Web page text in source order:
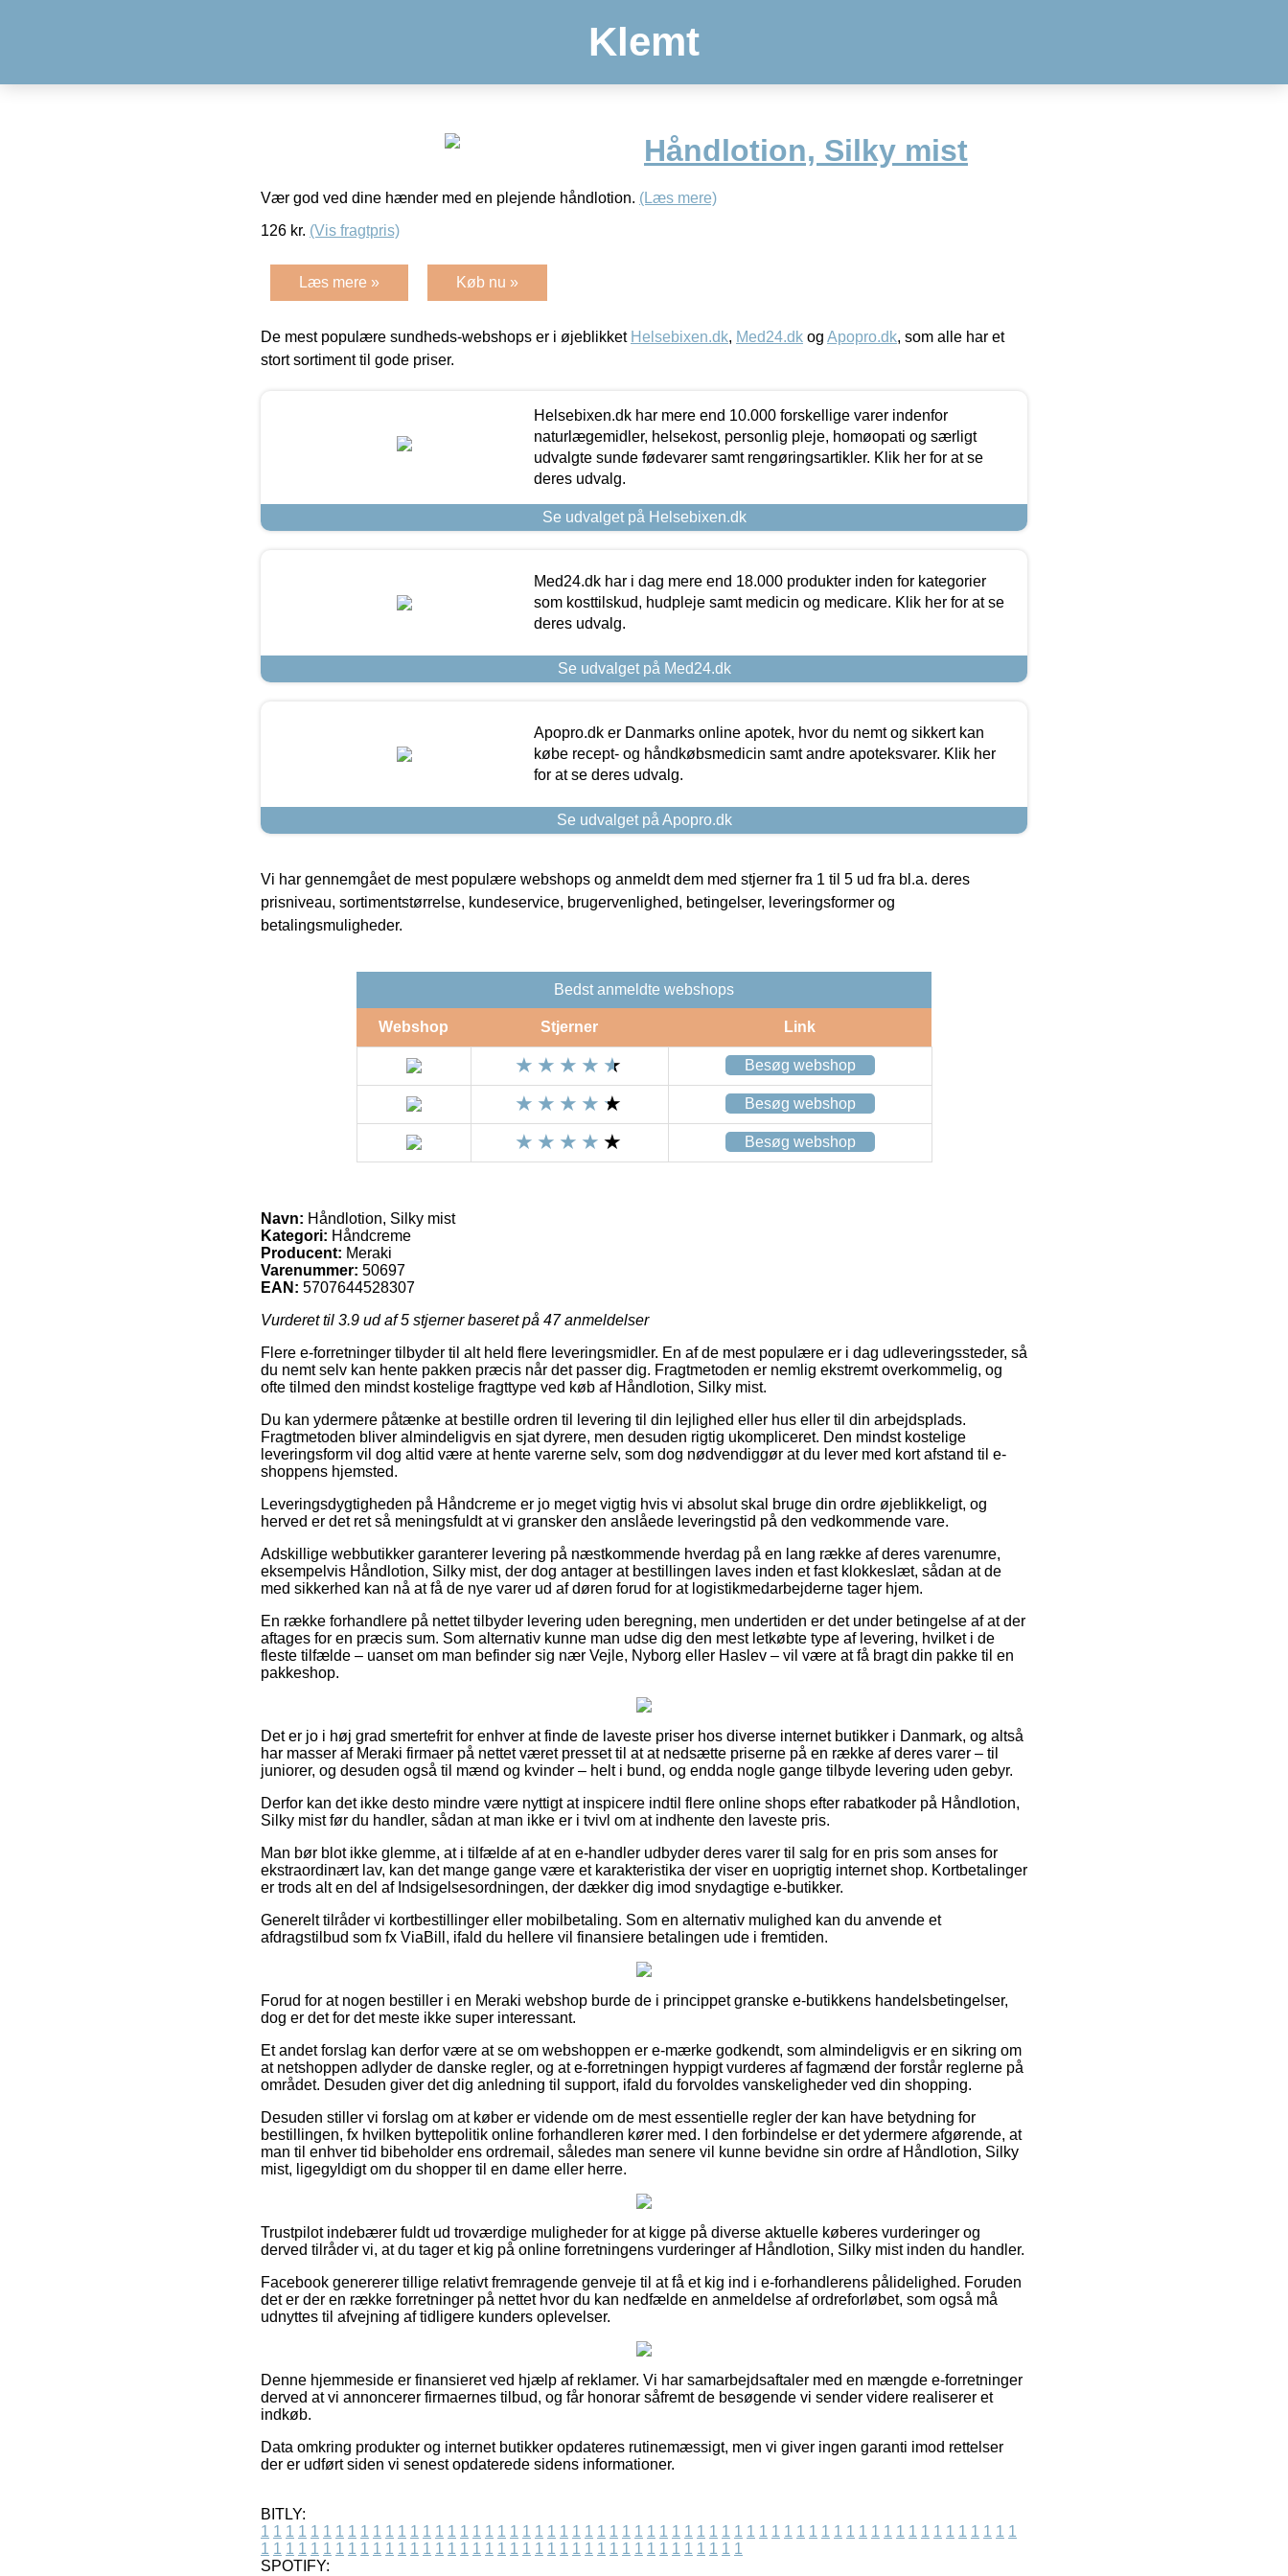
Klemt
Håndlotion, Silky mist
Vær god ved dine hænder med en plejende håndlotion. (Læs mere)
126 kr. (Vis fragtpris)
Læs mere » Køb nu »
De mest populære sundheds-webshops er i øjeblikket Helsebixen.dk, Med24.dk og Apopro.dk, som alle har et
stort sortiment til gode priser.
Helsebixen.dk har mere end 10.000 forskellige varer indenfor
naturlægemidler, helsekost, personlig pleje, homøopati og særligt
udvalgte sunde fødevarer samt rengøringsartikler. Klik her for at se
deres udvalg.
Se udvalget på Helsebixen.dk
Med24.dk har i dag mere end 18.000 produkter inden for kategorier
som kosttilskud, hudpleje samt medicin og medicare. Klik her for at se
deres udvalg.
Se udvalget på Med24.dk
Apopro.dk er Danmarks online apotek, hvor du nemt og sikkert kan
købe recept- og håndkøbsmedicin samt andre apoteksvarer. Klik her
for at se deres udvalg.
Se udvalget på Apopro.dk
Vi har gennemgået de mest populære webshops og anmeldt dem med stjerner fra 1 til 5 ud fra bl.a. deres
prisniveau, sortimentstørrelse, kundeservice, brugervenlighed, betingelser, leveringsformer og
betalingsmuligheder.
Bedst anmeldte webshops
Webshop Stjerner Link
Besøg webshop
Besøg webshop
Besøg webshop
Navn: Håndlotion, Silky mist
Kategori: Håndcreme
Producent: Meraki
Varenummer: 50697
EAN: 5707644528307
Vurderet til 3.9 ud af 5 stjerner baseret på 47anmeldelser
Flere e-forretninger tilbyder til alt held flere leveringsmidler. En af de mest populære er i dag udleveringssteder, så
du nemt selv kan hente pakken præcis når det passer dig. Fragtmetoden er nemlig ekstremt overkommelig, og
ofte tilmed den mindst kostelige fragttype ved køb af Håndlotion, Silky mist.
Du kan ydermere påtænke at bestille ordren til levering til din lejlighed eller hus eller til din arbejdsplads.
Fragtmetoden bliver almindeligvis en sjat dyrere, men desuden rigtig ukompliceret. Den mindst kostelige
leveringsform vil dog altid være at hente varerne selv, som dog nødvendiggør at du lever med kort afstand til e-
shoppens hjemsted.
Leveringsdygtigheden på Håndcreme er jo meget vigtig hvis vi absolut skal bruge din ordre øjeblikkeligt, og
herved er det ret så meningsfuldt at vi gransker den anslåede leveringstid på den vedkommende vare.
Adskillige webbutikker garanterer levering på næstkommende hverdag på en lang række af deres varenumre,
eksempelvis Håndlotion, Silky mist, der dog antager at bestillingen laves inden et fast klokkeslæt, sådan at de
med sikkerhed kan nå at få de nye varer ud af døren forud for at logistikmedarbejderne tager hjem.
En række forhandlere på nettet tilbyder levering uden beregning, men undertiden er det under betingelse af at der
aftages for en præcis sum. Som alternativ kunne man udse dig den mest letkøbte type af levering, hvilket i de
fleste tilfælde – uanset om man befinder sig nær Vejle, Nyborg eller Haslev – vil være at få bragt din pakke til en
pakkeshop.
Det er jo i høj grad smertefrit for enhver at finde de laveste priser hos diverse internet butikker i Danmark, og altså
har masser af Meraki firmaer på nettet været presset til at at nedsætte priserne på en række af deres varer – til
juniorer, og desuden også til mænd og kvinder – helt i bund, og endda nogle gange tilbyde levering uden gebyr.
Derfor kan det ikke desto mindre være nyttigt at inspicere indtil flere online shops efter rabatkoder på Håndlotion,
Silky mist før du handler, sådan at man ikke er i tvivl om at indhente den laveste pris.
Man bør blot ikke glemme, at i tilfælde af at en e-handler udbyder deres varer til salg for en pris som anses for
ekstraordinært lav, kan det mange gange være et karakteristika der viser en uoprigtig internet shop. Kortbetalinger
er trods alt en del af Indsigelsesordningen, der dækker dig imod snydagtige e-butikker.
Generelt tilråder vi kortbestillinger eller mobilbetaling. Som en alternativ mulighed kan du anvende et
afdragstilbud som fx ViaBill, ifald du hellere vil finansiere betalingen ude i fremtiden.
Forud for at nogen bestiller i en Meraki webshop burde de i princippet granske e-butikkens handelsbetingelser,
dog er det for det meste ikke super interessant.
Et andet forslag kan derfor være at se om webshoppen er e-mærke godkendt, som almindeligvis er en sikring om
at netshoppen adlyder de danske regler, og at e-forretningen hyppigt vurderes af fagmænd der forstår reglerne på
området. Desuden giver det dig anledning til support, ifald du forvoldes vanskeligheder ved din shopping.
Desuden stiller vi forslag om at køber er vidende om de mest essentielle regler der kan have betydning for
bestillingen, fx hvilken byttepolitik online forhandleren kører med. I den forbindelse er det ydermere afgørende, at
man til enhver tid bibeholder ens ordremail, således man senere vil kunne bevidne sin ordre af Håndlotion, Silky
mist, ligegyldigt om du shopper til en dame eller herre.
Trustpilot indebærer fuldt ud troværdige muligheder for at kigge på diverse aktuelle køberes vurderinger og
derved tilråder vi, at du tager et kig på online forretningens vurderinger af Håndlotion, Silky mist inden du handler.
Facebook genererer tillige relativt fremragende genveje til at få et kig ind i e-forhandlerens pålidelighed. Foruden
det er der en række forretninger på nettet hvor du kan nedfælde en anmeldelse af ordreforløbet, som også må
udnyttes til afvejning af tidligere kunders oplevelser.
Denne hjemmeside er finansieret ved hjælp af reklamer. Vi har samarbejdsaftaler med en mængde e-forretninger
derved at vi annoncerer firmaernes tilbud, og får honorar såfremt de besøgende vi sender videre realiserer et
indkøb.
Data omkring produkter og internet butikker opdateres rutinemæssigt, men vi giver ingen garanti imod rettelser
der er udført siden vi senest opdaterede sidens informationer.
BITLY:
1 1 1 1 1 1 1 1 1 1 1 1 1 1 1 1 1 1 1 1 1 1 1 1 1 1 1 1 1 1 1 1 1 1 1 1 1 1 1 1 1 1 1 1 1 1 1 1 1 1 1 1 1 1 1 1 1 1 1 1 1
1 1 1 1 1 1 1 1 1 1 1 1 1 1 1 1 1 1 1 1 1 1 1 1 1 1 1 1 1 1 1 1 1 1 1 1 1 1 1
SPOTIFY: